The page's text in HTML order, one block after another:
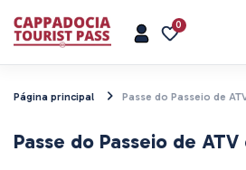
0
Página principal Passe do Passeio de
Passe do Passeio de